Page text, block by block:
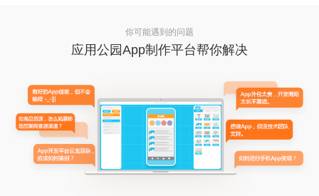
你可能遇到的问题
应用公园App制作平台帮你解决